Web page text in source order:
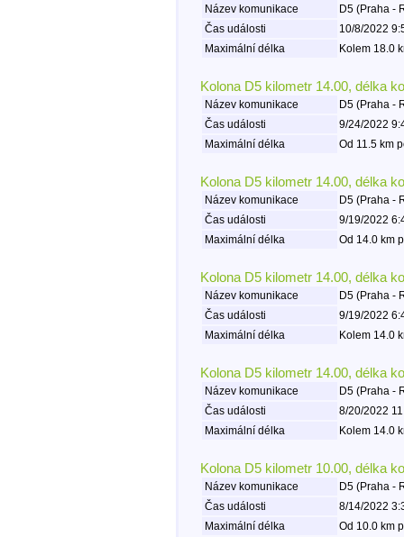
Název komunikace
D5 (Praha -
Čas události
10/8/2022
Maximální délka
Kolem 18.0
Kolona D5 kilometr 14.00, délka
Název komunikace
D5 (Praha -
Čas události
9/24/2022
Maximální délka
Od 11.5 km
Kolona D5 kilometr 14.00, délka
Název komunikace
D5 (Praha -
Čas události
9/19/2022
Maximální délka
Od 14.0 km
Kolona D5 kilometr 14.00, délka
Název komunikace
D5 (Praha -
Čas události
9/19/2022
Maximální délka
Kolem 14.0
Kolona D5 kilometr 14.00, délka
Název komunikace
D5 (Praha -
Čas události
8/20/2022
Maximální délka
Kolem 14.0
Kolona D5 kilometr 10.00, délka
Název komunikace
D5 (Praha -
Čas události
8/14/2022
Maximální délka
Od 10.0 km